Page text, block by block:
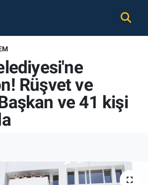
Rüşvet ve
ve 41 kişi
Durumu ve Fikstür